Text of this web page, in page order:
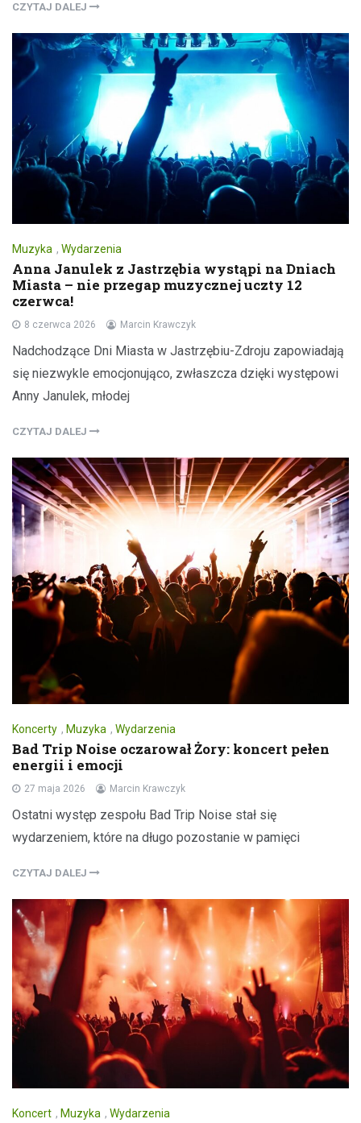
CZYTAJ DALEJ
Muzyka , Wydarzenia
Anna Janulek z Jastrzębia wystąpi na Dniach
Miasta – nie przegap muzycznej uczty 12
czerwca!
8 czerwca 2026 Marcin Krawczyk
Nadchodzące Dni Miasta w Jastrzębiu-Zdroju zapowiadają
się niezwykle emocjonująco, zwłaszcza dzięki występowi
Anny Janulek, młodej
CZYTAJ DALEJ
Koncerty , Muzyka , Wydarzenia
Bad Trip Noise oczarował Żory: koncert pełen
energii i emocji
27 maja 2026 Marcin Krawczyk
Ostatni występ zespołu Bad Trip Noise stał się
wydarzeniem, które na długo pozostanie w pamięci
CZYTAJ DALEJ
Koncert , Muzyka , Wydarzenia